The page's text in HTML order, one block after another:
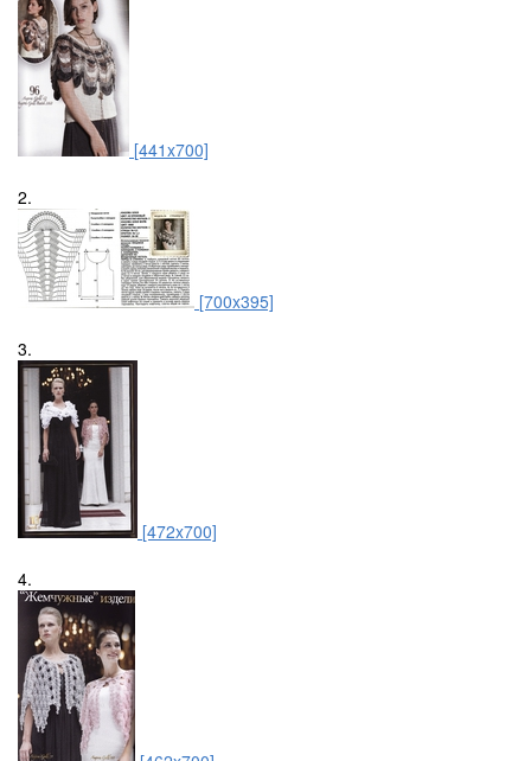
[441x700]
2.
[700x395]
3.
[472x700]
4.